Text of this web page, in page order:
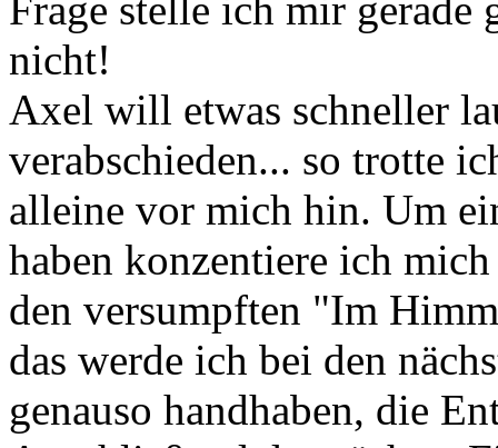
Frage stelle ich mir gerade
nicht!
Axel will etwas schneller
verabschieden... so trotte
alleine vor mich hin. Um
haben konzentiere ich
den versumpften "Im
das werde ich bei den
genauso handhaben, die